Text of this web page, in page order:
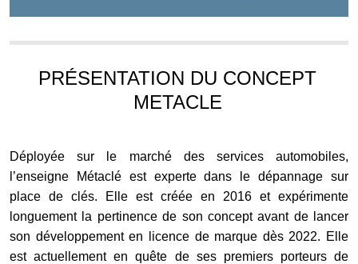
PRÉSENTATION DU CONCEPT
METACLE
Déployée sur le marché des services automobiles,
l’enseigne Métaclé est experte dans le dépannage sur
place de clés. Elle est créée en 2016 et expérimente
longuement la pertinence de son concept avant de lancer
son développement en licence de marque dès 2022. Elle
est actuellement en quête de ses premiers porteurs de